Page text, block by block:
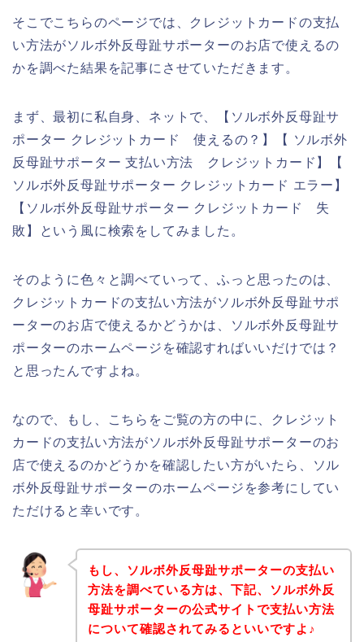
そこでこちらのページでは、クレジットカードの支払
い方法がソルボ外反母趾サポーターのお店で使えるの
かを調べた結果を記事にさせていただきます。
まず、最初に私自身、ネットで、【ソルボ外反母趾サ
ポーター クレジットカード 使えるの？】【 ソルボ外
反母趾サポーター 支払い方法 クレジットカード】【
ソルボ外反母趾サポーター クレジットカード エラー】
【ソルボ外反母趾サポーター クレジットカード 失
敗】という風に検索をしてみました。
そのように色々と調べていって、ふっと思ったのは、
クレジットカードの支払い方法がソルボ外反母趾サポ
ーターのお店で使えるかどうかは、ソルボ外反母趾サ
ポーターのホームページを確認すればいいだけでは？
と思ったんですよね。
なので、もし、こちらをご覧の方の中に、クレジット
カードの支払い方法がソルボ外反母趾サポーターのお
店で使えるのかどうかを確認したい方がいたら、ソル
ボ外反母趾サポーターのホームページを参考にしてい
ただけると幸いです。
もし、ソルボ外反母趾サポーターの支払い
方法を調べている方は、下記、ソルボ外反
母趾サポーターの公式サイトで支払い方法
について確認されてみるといいですよ♪